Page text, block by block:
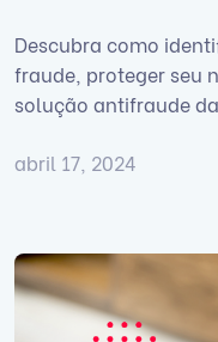
Descubra como
fraude, proteger seu
solução antifraude
abril 17, 2024